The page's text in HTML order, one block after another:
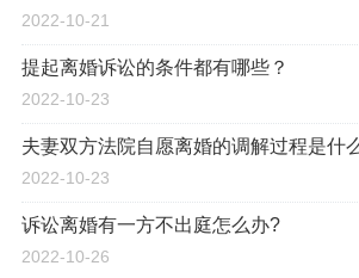
2022-10-21
提起离婚诉讼的条件都有哪些？
2022-10-23
夫妻双方法院自愿离婚的调解过程是什
2022-10-23
诉讼离婚有一方不出庭怎么办?
2022-10-26